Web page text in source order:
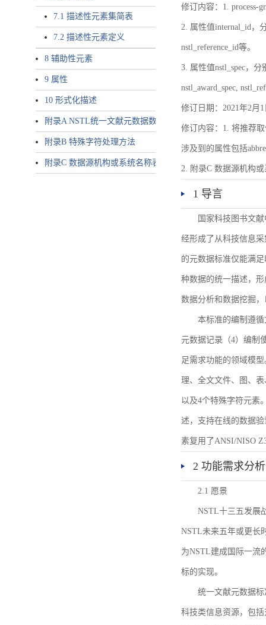
7.1 描述性元素集简表
7.2 描述性元素定义
8 辅助性元素
9 属性
10 形式化描述
附录A NSTL统一文献元数据数据唯一标识符规则
附录B 特殊字符处理方法
附录C 数据源机构或系统名称表
修订内容：1. process-
2. 属性值internal_id，
nstl_reference_id等。
3. 属性值nstl_spec，分
nstl_award_spec,
修订日期：2021年2月1
修订内容：1. 将推荐
涉及到的属性包括
2. 附录C 数据源机构或
1 导言
国家科技图书文
经形成了从科技信息
的元数据标准仅能满
种数据的统一描述，
数据分析和数据挖掘
本标准的编制遵
元数据记录（4）编制
足需求功能的领域模
理、全文文件、图、
以及4个特殊字符元素
述，支持在线的数据
素复用了ANSI/NISO
2 功能需求分析
2.1 愿景
NSTL十三五发展
NSTL未来五年或更长
为NSTL建成国际一流
标的实现。
统一文献元数据
科技类信息资源，包